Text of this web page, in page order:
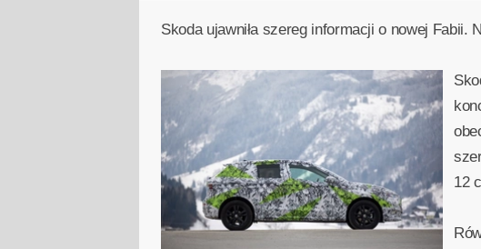
Skoda ujawniła szereg informacji o nowej Fabii.
12